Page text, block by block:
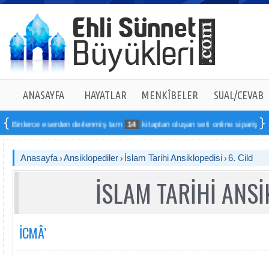
ANASAYFA HAYATLAR MENKÎBELER SUAL/CEVAB
derlenmiş tam 14 kitaptan oluşan seti online sipariş verebilirsiniz
Anasayfa Ansiklopediler İslam Tarihi Ansiklopedisi 6. Cild
İSLAM TARİHİ
İCMÂ’